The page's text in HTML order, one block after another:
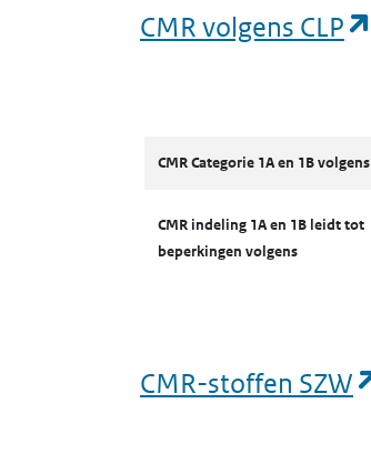
CMR volgens CLP
CMR Categorie 1A en 1B volgens
CMR indeling 1A en 1B leidt tot
beperkingen volgens
CMR-stoffen SZW